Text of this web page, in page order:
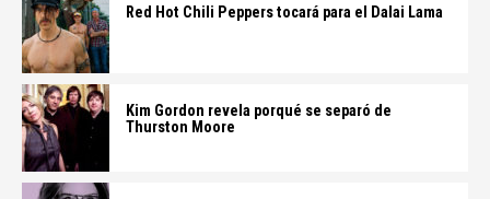
Red Hot Chili Peppers tocará para el Dalai Lama
Kim Gordon revela porqué se separó de
Thurston Moore